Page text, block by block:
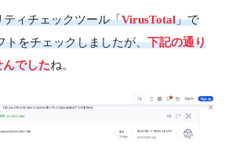
ティチェックツール「VirusTotal」で
トをチェックしましたが、下記の通り
んでしたね。